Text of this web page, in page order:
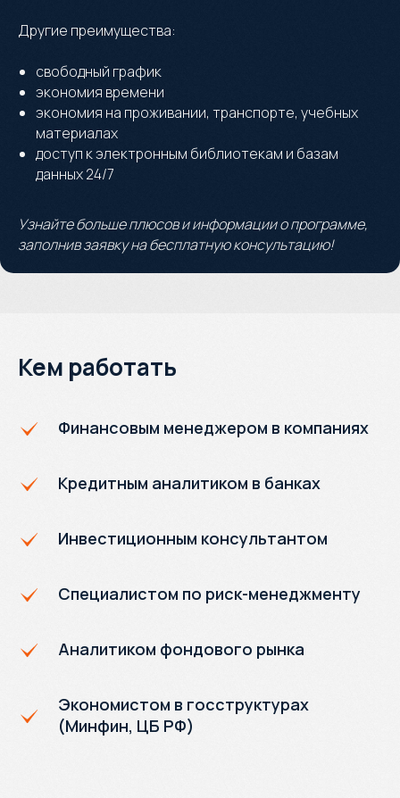
Другие преимущества:
свободный график
экономия времени
экономия на проживании, транспорте, учебных
материалах
доступ к электронным библиотекам и базам
данных 24/7
Узнайте больше плюсов и информации о программе,
заполнив заявку на бесплатную консультацию!
Кем работать
Финансовым менеджером в компаниях
Кредитным аналитиком в банках
Инвестиционным консультантом
Специалистом по риск-менеджменту
Аналитиком фондового рынка
Экономистом в госструктурах
(Минфин, ЦБ РФ)